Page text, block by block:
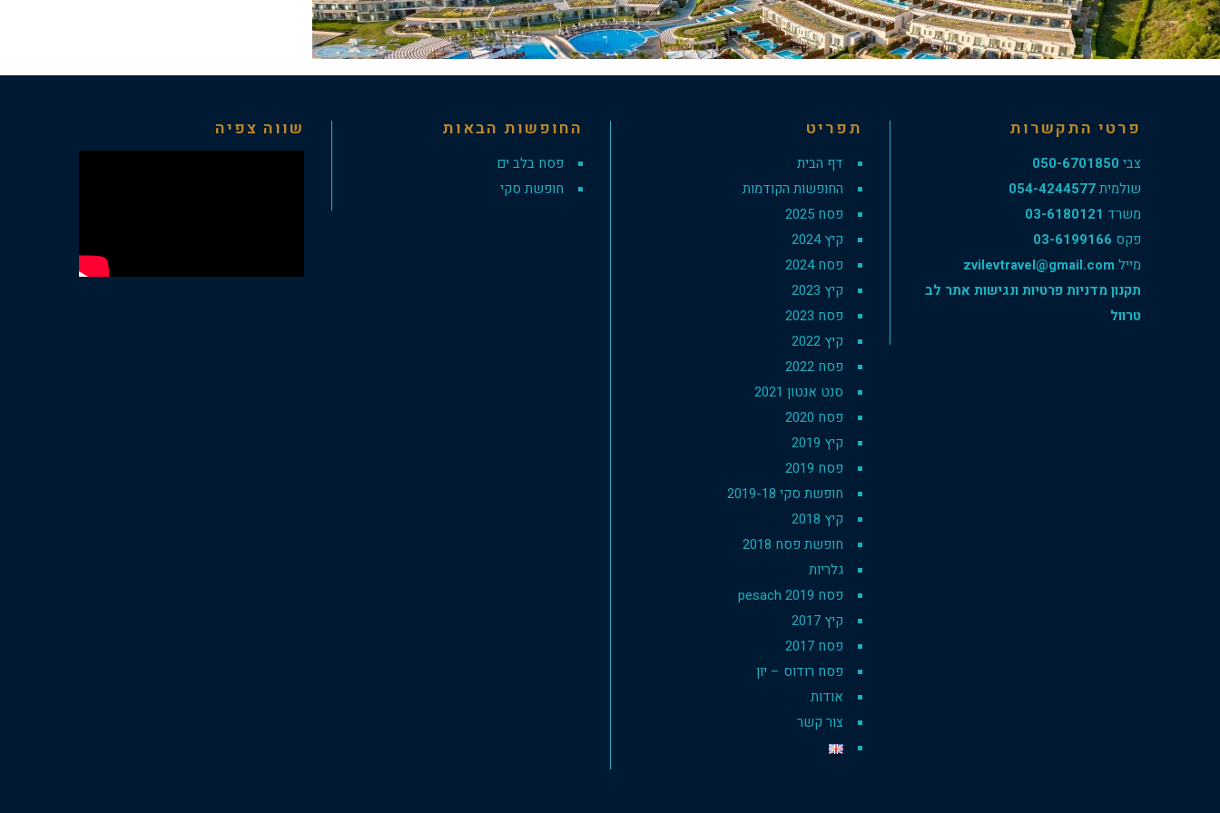
פרטי התקשרות
צבי 050-6701850
שולמית054-4244577
משרד 03-6180121
פקס 03-6199166
מייל zvilevtravel@gmail.com
תקנון מדניות פרטיות ונגישות אתר לב
טרוול
תפריט
דף הבית
החופשות הקודמות
פסח 2025
קיץ 2024
פסח 2024
קיץ 2023
פסח 2023
קיץ 2022
פסח 2022
סנט אנטון 2021
פסח 2020
קיץ 2019
פסח 2019
חופשת סקי 2019-18
קיץ 2018
חופשת פסח 2018
גלריות
פסח 2019 pesach
קיץ 2017
פסח 2017
פסח רודוס – יון
אודות
צור קשר
החופשות הבאות
פסח בלב ים
חופשת סקי
שווה צפיה